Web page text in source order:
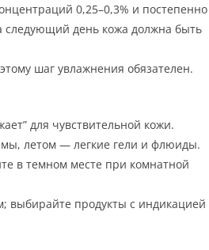
0,25–0,3% и постепенно
следующий день кожа должна быть
шаг увлажнения обязателен.
для чувствительной кожи.
летом — легкие гели и флюиды.
в темном месте при комнатной
выбирайте продукты с индикацией